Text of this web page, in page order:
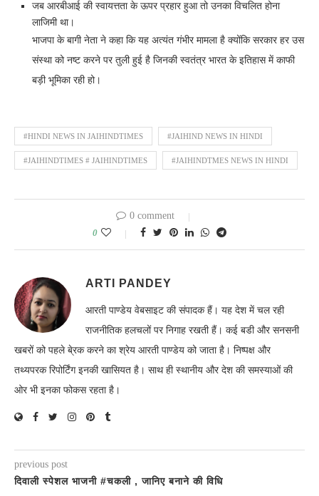
जब आरबीआई की स्वायत्तता के ऊपर प्रहार हुआ तो उनका विचलित होना
लाजिमी था।
भाजपा के बागी नेता ने कहा कि यह अत्यंत गंभीर मामला है क्योंकि सरकार हर उस
संस्था को नष्ट करने पर तुली हुई है जिनकी स्वतंत्र भारत के इतिहास में काफी
बड़ी भूमिका रही हो।
#HINDI NEWS IN JAIHINDTIMES #JAIHIND NEWS IN HINDI
#JAIHINDTIMES # JAIHINDTIMES #JAIHINDTMES NEWS IN HINDI
0 comment
0
ARTI PANDEY
आरती पाण्डेय वेबसाइट की संपादक हैं। यह देश में चल रही
राजनीतिक हलचलों पर निगाह रखती हैं। कई बडी और सनसनी
खबरों को पहले बे्रक करने का श्रेय आरती पाण्डेय को जाता है। निष्पक्ष और
तथ्यपरक रिपोर्टिंग इनकी खासियत है। साथ ही स्थानीय और देश की समस्याओं की
ओर भी इनका फोकस रहता है।
previous post
दिवाली स्पेशल भाजनी #चकली , जानिए बनाने की विधि